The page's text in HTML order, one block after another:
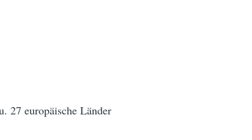
27 europäische Länder